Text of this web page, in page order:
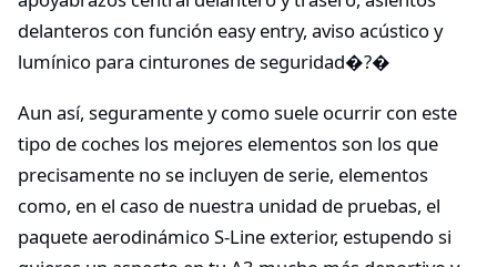
delanteros con función easy entry, aviso acústico y
lumínico para cinturones de seguridad�?�
Aun así, seguramente y como suele ocurrir con este
tipo de coches los mejores elementos son los que
precisamente no se incluyen de serie, elementos
como, en el caso de nuestra unidad de pruebas, el
paquete aerodinámico S-Line exterior, estupendo si